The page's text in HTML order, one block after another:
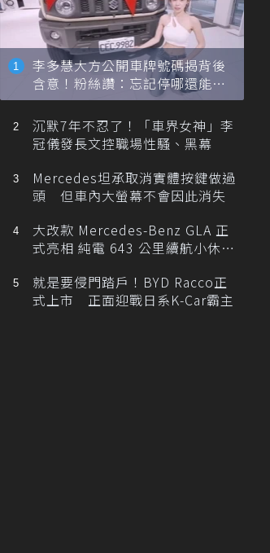
李多慧大方公開車牌號碼揭背後
含意！粉絲讚：忘記停哪還能幫
忙找車
沉默7年不忍了！「車界女神」李
冠儀發長文控職場性騷、黑幕
Mercedes坦承取消實體按鍵做過
頭 但車內大螢幕不會因此消失
大改款 Mercedes-Benz GLA 正
式亮相 純電 643 公里續航小休
就是要侵門踏戶！BYD Racco正
式上市 正面迎戰日系K-Car霸主